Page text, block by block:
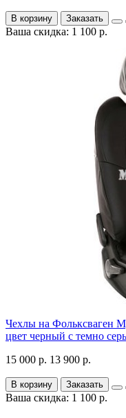
В корзину Заказать
Ваша скидка: 1 100 р.
Чехлы на Фольксваген
цвет черный с темно
15 000 р. 13 900 р.
В корзину Заказать
Ваша скидка: 1 100 р.